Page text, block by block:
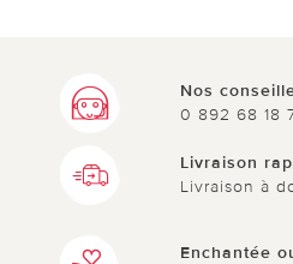
Nos
0 892 68 18
Livraison
Livraison à
Enchantée